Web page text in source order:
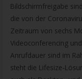
Bildschirmfreigabe
die von der
Zeitraum von sechs
Videoconferencing
Anrufdauer sind im
steht die Lifesize-